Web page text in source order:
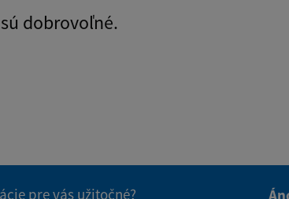
dobrovoľné.
pre vás užitočné?